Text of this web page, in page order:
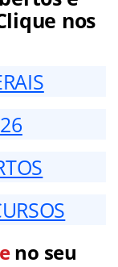
nos
no seu